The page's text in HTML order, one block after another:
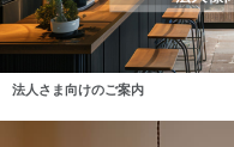
法人さま向けのご案内